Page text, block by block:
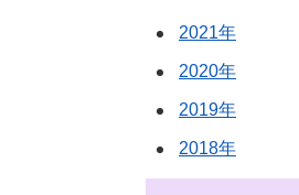
2021年
2020年
2019年
2018年